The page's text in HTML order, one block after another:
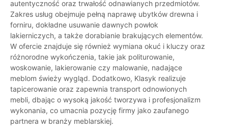
autentyczność oraz trwałość odnawianych przedmiotów.
Zakres usług obejmuje pełną naprawę ubytków drewna i
forniru, dokładne usuwanie dawnych powłok
lakierniczych, a także dorabianie brakujących elementów.
W ofercie znajduje się również wymiana okuć i kluczy oraz
różnorodne wykończenia, takie jak politurowanie,
woskowanie, lakierowanie czy malowanie, nadające
meblom świeży wygląd. Dodatkowo, Klasyk realizuje
tapicerowanie oraz zapewnia transport odnowionych
mebli, dbając o wysoką jakość tworzywa i profesjonalizm
wykonania, co umacnia pozycję firmy jako zaufanego
partnera w branży meblarskiej.